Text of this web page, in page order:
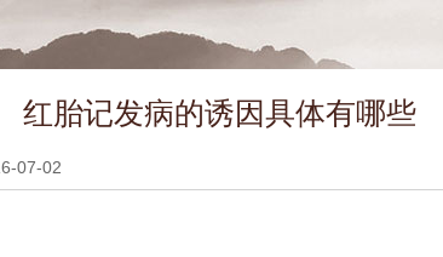
红胎记发病的诱因具体有哪些
07-02